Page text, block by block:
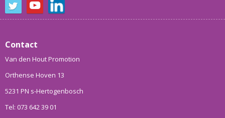
Contact
Van den Hout Promotion
Orthense Hoven 13
5231 PN s-Hertogenbosch
Tel: 073 642 39 01